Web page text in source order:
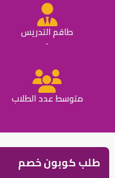
طاقم التدريس
-
متوسط عدد الطلاب
طلب كوبون خصم